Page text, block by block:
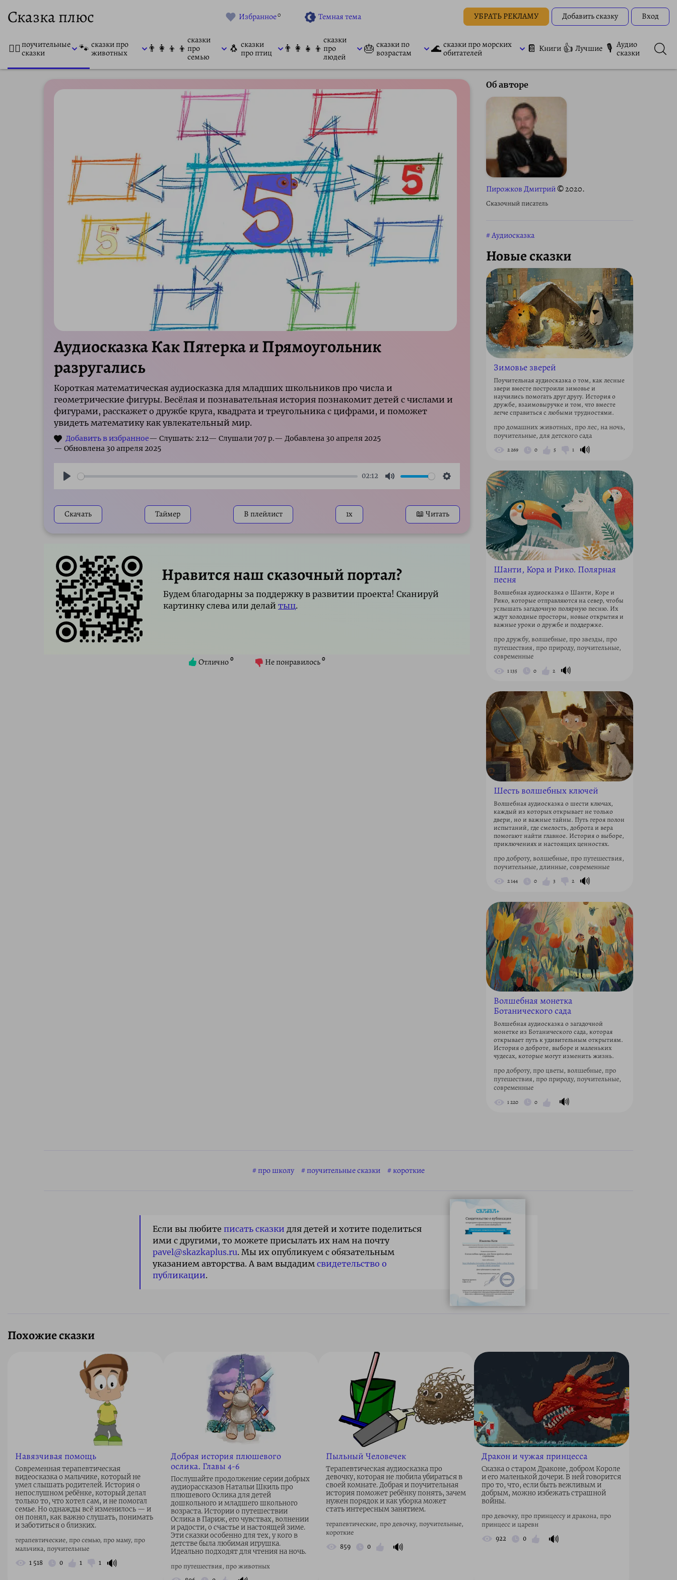
Сказка плюс Избранное0 Темная тема УБРАТЬ РЕКЛАМУ Добавить сказку Вход
👨‍⚕️поучительные
сказки 🐾 сказки про
животных 👨‍👩‍👦‍👦
сказки
про
семью
🐧 сказки
про птиц 👨‍👩‍👧‍👦
сказки
про
людей
🎂 сказки по
возрастам 🌊сказки про морских
обитателей 📔 Книги 👍 Лучшие 🎙 Аудио
сказки
Аудиосказка Как Пятерка и Прямоугольник
разругались
Короткая математическая аудиосказка для младших школьников про числа и
геометрические фигуры. Весёлая и познавательная история познакомит детей с числами и
фигурами, расскажет о дружбе круга, квадрата и треугольника с цифрами, и поможет
увидеть математику как увлекательный мир.
— Слушать: 2:12 р.
02:12
Mute Settings
Скачать Таймер В плейлист 1x 📖 Читать
Нравится наш сказочный портал?
Будем благодарны за поддержку в развитии проекта! Сканируй
картинку слева или делай тыц.
Отлично0 Не понравилось0
Об авторе
Пирожков Дмитрий© 2020.
Сказочный писатель
Аудиосказка
Новые сказки
Зимовье зверей
Поучительная аудиосказка о том, как лесные
звери вместе построили зимовье и
научились помогать друг другу. История о
дружбе, взаимовыручке и том, что вместе
легче справиться с любыми трудностями.
про домашних животных, про лес, на ночь,
поучительные, для детского сада
2 269 0 5 1 🔊
Шанти, Кора и Рико. Полярная
песня
Волшебная аудиосказка о Шанти, Коре и
Рико, которые отправляются на север, чтобы
услышать загадочную полярную песню. Их
ждут холодные просторы, новые открытия и
важные уроки о дружбе и поддержке.
про дружбу, волшебные, про звезды, про
путешествия, про природу, поучительные,
современные
1 135 0 2 🔊
Шесть волшебных ключей
Волшебная аудиосказка о шести ключах,
каждый из которых открывает не только
двери, но и важные тайны. Путь героя полон
испытаний, где смелость, доброта и вера
помогают найти главное. История о выборе,
приключениях и настоящих ценностях.
про доброту, волшебные, про путешествия,
поучительные, длинные, современные
2 144 0 3 2 🔊
Волшебная монетка
Ботанического сада
Волшебная аудиосказка о загадочной
монетке из Ботанического сада, которая
открывает путь к удивительным открытиям.
История о доброте, выборе и маленьких
чудесах, которые могут изменить жизнь.
про доброту, про цветы, волшебные, про
путешествия, про природу, поучительные,
современные
1 220 0 🔊
про школу поучительные сказки короткие
Если вы любите писать сказки для детей и хотите поделиться
ими с другими, то можете присылать их нам на почту
pavel@skazkaplus.ru. Мы их опубликуем с обязательным
указанием авторства. А вам выдадим свидетельство о
публикации.
Похожие сказки
Навязчивая помощь
Современная терапевтическая
видеосказка о мальчике, который не
умел слышать родителей. История о
непослушном ребёнке, который делал
только то, что хотел сам, и не помогал
семье. Но однажды всё изменилось — и
он понял, как важно слушать, понимать
и заботиться о близких.
терапевтические, про семью, про маму, про
мальчика, поучительные
1 518 0 1 1 🔊
Добрая история плюшевого
ослика. Главы 4-6
Послушайте продолжение серии добрых
аудиорассказов Натальи Шкиль про
плюшевого Ослика для детей
дошкольного и младшего школьного
возраста. Истории о путешествии
Ослика в Париж, его чувствах, волнении
и радости, о счастье и настоящей зиме.
Эти сказки особенно для тех, у кого в
детстве была любимая игрушка.
Идеально подходят для чтения на ночь.
про путешествия, про животных
Пыльный Человечек
Терапевтическая аудиосказка про
девочку, которая не любила убираться в
своей комнате. Добрая и поучительная
история поможет ребёнку понять, зачем
нужен порядок и как уборка может
стать интересным занятием.
терапевтические, про девочку, поучительные,
короткие
859 0 🔊
Дракон и чужая принцесса
Сказка о старом Драконе, добром Короле
и его маленькой дочери. В ней говорится
про то, что, если быть вежливым и
добрым, можно избежать страшной
войны.
про девочку, про принцессу и дракона, про
принцесс и царевн
922 0 🔊